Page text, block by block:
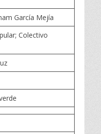
García Mejía
Colectivo